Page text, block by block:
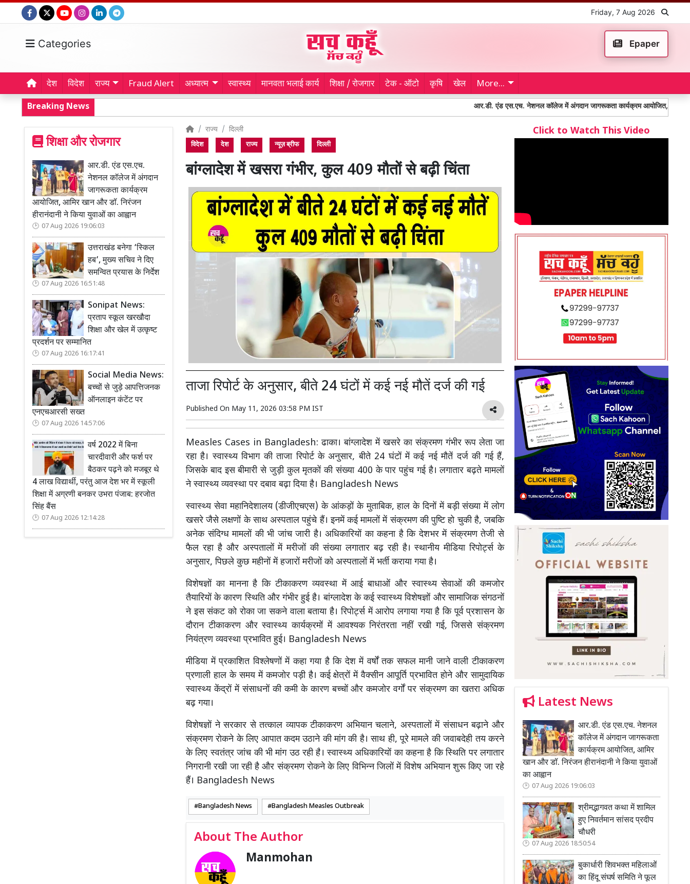
Friday, 7 Aug 2026
Categories Epaper
देश विदेश राज्य Fraud Alert अध्यात्म स्वास्थ्य मानवता भलाई कार्य शिक्षा / रोजगार टेक - ऑटो कृषि खेल More...
Breaking News आर.डी. एंड एस.एच. नेशनल कॉलेज में अंगदान जागरूकता कार्यक्रम आयोजित, आमिर खान और डॉ.
शिक्षा और रोजगार
आर.डी. एंड एस.एच.
नेशनल कॉलेज में अंगदान
जागरूकता कार्यक्रम
आयोजित, आमिर खान और डॉ. निरंजन
हीरानंदानी ने किया युवाओं का आह्वान
07 Aug 2026 19:06:03
उत्तराखंड बनेगा ‘स्किल
हब’, मुख्य सचिव ने दिए
समन्वित प्रयास के निर्देश
07 Aug 2026 16:51:48
Sonipat News:
प्रताप स्कूल खरखौदा
शिक्षा और खेल में उत्कृष्ट
प्रदर्शन पर सम्मानित
07 Aug 2026 16:17:41
Social Media News:
बच्चों से जुड़े आपत्तिजनक
ऑनलाइन कंटेंट पर
एनएचआरसी सख्त
07 Aug 2026 14:57:06
वर्ष 2022 में बिना
चारदीवारी और फर्श पर
बैठकर पढ़ने को मजबूर थे
4 लाख विद्यार्थी, परंतु आज देश भर में स्कूली
शिक्षा में अग्रणी बनकर उभरा पंजाब: हरजोत
सिंह बैंस
07 Aug 2026 12:14:28
राज्य दिल्ली
विदेश देश राज्य न्यूज़ ब्रीफ दिल्ली
बांग्लादेश में खसरा गंभीर, कुल 409 मौतों से बढ़ी चिंता
ताजा रिपोर्ट के अनुसार, बीते 24 घंटों में कई नई मौतें दर्ज की गई
Published On May 11, 2026 03:58 PM IST
Measles Cases in Bangladesh: ढाका। बांग्लादेश में खसरे का संक्रमण गंभीर रूप लेता जा
रहा है। स्वास्थ्य विभाग की ताजा रिपोर्ट के अनुसार, बीते 24 घंटों में कई नई मौतें दर्ज की गई हैं,
जिसके बाद इस बीमारी से जुड़ी कुल मृतकों की संख्या 400 के पार पहुंच गई है। लगातार बढ़ते मामलों
ने स्वास्थ्य व्यवस्था पर दबाव बढ़ा दिया है। Bangladesh News
स्वास्थ्य सेवा महानिदेशालय (डीजीएचएस) के आंकड़ों के मुताबिक, हाल के दिनों में बड़ी संख्या में लोग
खसरे जैसे लक्षणों के साथ अस्पताल पहुंचे हैं। इनमें कई मामलों में संक्रमण की पुष्टि हो चुकी है, जबकि
अनेक संदिग्ध मामलों की भी जांच जारी है। अधिकारियों का कहना है कि देशभर में संक्रमण तेजी से
फैल रहा है और अस्पतालों में मरीजों की संख्या लगातार बढ़ रही है। स्थानीय मीडिया रिपोर्ट्स के
अनुसार, पिछले कुछ महीनों में हजारों मरीजों को अस्पतालों में भर्ती कराया गया है।
विशेषज्ञों का मानना है कि टीकाकरण व्यवस्था में आई बाधाओं और स्वास्थ्य सेवाओं की कमजोर
तैयारियों के कारण स्थिति और गंभीर हुई है। बांग्लादेश के कई स्वास्थ्य विशेषज्ञों और सामाजिक संगठनों
ने इस संकट को रोका जा सकने वाला बताया है। रिपोर्ट्स में आरोप लगाया गया है कि पूर्व प्रशासन के
दौरान टीकाकरण और स्वास्थ्य कार्यक्रमों में आवश्यक निरंतरता नहीं रखी गई, जिससे संक्रमण
नियंत्रण व्यवस्था प्रभावित हुई। Bangladesh News
मीडिया में प्रकाशित विश्लेषणों में कहा गया है कि देश में वर्षों तक सफल मानी जाने वाली टीकाकरण
प्रणाली हाल के समय में कमजोर पड़ी है। कई क्षेत्रों में वैक्सीन आपूर्ति प्रभावित होने और सामुदायिक
स्वास्थ्य केंद्रों में संसाधनों की कमी के कारण बच्चों और कमजोर वर्गों पर संक्रमण का खतरा अधिक
बढ़ गया।
विशेषज्ञों ने सरकार से तत्काल व्यापक टीकाकरण अभियान चलाने, अस्पतालों में संसाधन बढ़ाने और
संक्रमण रोकने के लिए आपात कदम उठाने की मांग की है। साथ ही, पूरे मामले की जवाबदेही तय करने
के लिए स्वतंत्र जांच की भी मांग उठ रही है। स्वास्थ्य अधिकारियों का कहना है कि स्थिति पर लगातार
निगरानी रखी जा रही है और संक्रमण रोकने के लिए विभिन्न जिलों में विशेष अभियान शुरू किए जा रहे
हैं। Bangladesh News
Bangladesh News Bangladesh Measles Outbreak
About The Author
Manmohan
Click to Watch This Video
Latest News
आर.डी. एंड एस.एच. नेशनल
कॉलेज में अंगदान जागरूकता
कार्यक्रम आयोजित, आमिर
खान और डॉ. निरंजन हीरानंदानी ने किया युवाओं
का आह्वान
07 Aug 2026 19:06:03
श्रीमद्भागवत कथा में शामिल
हुए निवर्तमान सांसद प्रदीप
चौधरी
07 Aug 2026 18:50:54
बुकार्धारी शिवभक्त महिलाओं
का हिंदू संघर्ष समिति ने फूल